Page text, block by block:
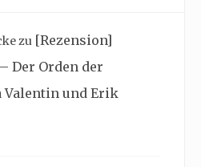
zu [Rezension]
Der Orden der
Valentin und Erik